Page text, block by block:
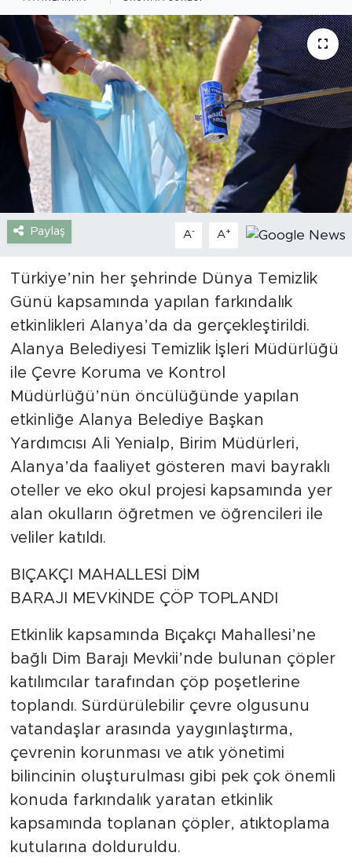
Paylaş A- A+
Türkiye’nin her şehrinde Dünya Temizlik
Günü kapsamında yapılan farkındalık
etkinlikleri Alanya’da da gerçekleştirildi.
Alanya Belediyesi Temizlik İşleri Müdürlüğü
ile Çevre Koruma ve Kontrol
Müdürlüğü’nün öncülüğünde yapılan
etkinliğe Alanya Belediye Başkan
Yardımcısı Ali Yenialp, Birim Müdürleri,
Alanya’da faaliyet gösteren mavi bayraklı
oteller ve eko okul projesi kapsamında yer
alan okulların öğretmen ve öğrencileri ile
veliler katıldı.
BIÇAKÇI MAHALLESİ DİM
BARAJI MEVKİNDE ÇÖP TOPLANDI
Etkinlik kapsamında Bıçakçı Mahallesi’ne
bağlı Dim Barajı Mevkii’nde bulunan çöpler
katılımcılar tarafından çöp poşetlerine
toplandı. Sürdürülebilir çevre olgusunu
vatandaşlar arasında yaygınlaştırma,
çevrenin korunması ve atık yönetimi
bilincinin oluşturulması gibi pek çok önemli
konuda farkındalık yaratan etkinlik
kapsamında toplanan çöpler, atıktoplama
kutularına dolduruldu.
Kültür-Sanat
Sağlık
Siyaset
Spor
Turizm
Türkiye
Yaşam
Yerel